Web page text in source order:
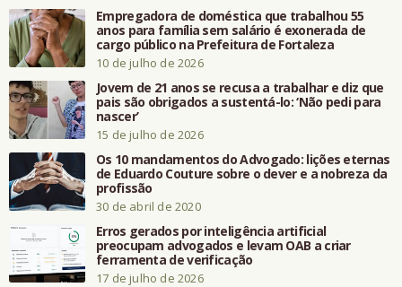
Empregadora de doméstica que trabalhou 55
anos para família sem salário é exonerada de
cargo público na Prefeitura de Fortaleza
10 de julho de 2026
Jovem de 21 anos se recusa a trabalhar e diz que
pais são obrigados a sustentá-lo: ‘Não pedi para
nascer’
15 de julho de 2026
Os 10 mandamentos do Advogado: lições eternas
de Eduardo Couture sobre o dever e a nobreza da
profissão
30 de abril de 2020
Erros gerados por inteligência artificial
preocupam advogados e levam OAB a criar
ferramenta de verificação
17 de julho de 2026